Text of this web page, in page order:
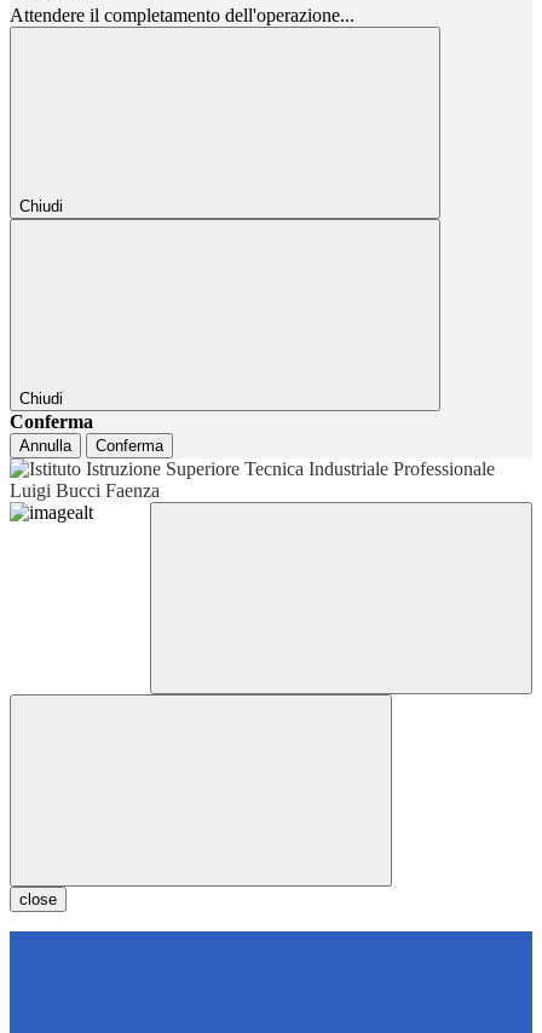
Attendere il completamento dell'operazione...
Chiudi
Chiudi
Conferma
Annulla Conferma
close